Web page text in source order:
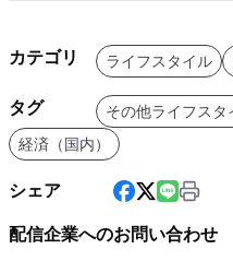
カテゴリ ライフスタイル
タグ その他ライフスタ
経済（国内）
シェア
配信企業へのお問い合わせ